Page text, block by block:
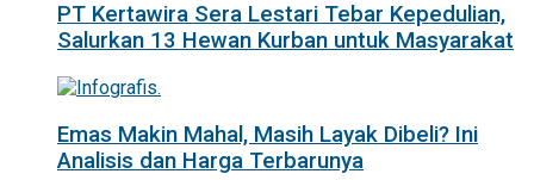
PT Kertawira Sera Lestari Tebar Kepedulian,
Salurkan 13 Hewan Kurban untuk Masyarakat
Emas Makin Mahal, Masih Layak Dibeli? Ini
Analisis dan Harga Terbarunya